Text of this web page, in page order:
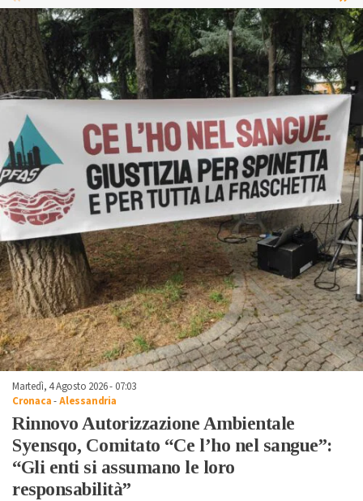
Martedì, 4 Agosto 2026 - 07:03
Cronaca-Alessandria
Rinnovo Autorizzazione Ambientale
Syensqo, Comitato “Ce l’ho nel sangue”:
“Gli enti si assumano le loro
responsabilità”